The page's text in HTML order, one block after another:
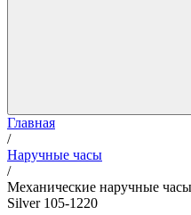
Главная
/
Наручные часы
/
Механические наручные
Silver 105-1220